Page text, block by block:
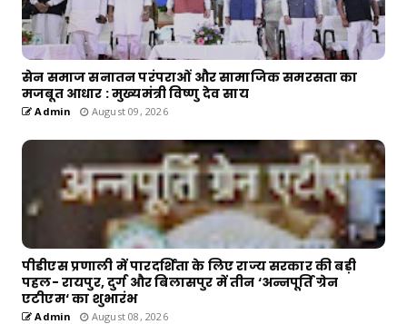
सेन समाज सनातन परंपराओं और सामाजिक समरसता का
मजबूत आधार : मुख्यमंत्री विष्णु देव साय
Admin August 09, 2026
पीडीएस प्रणाली में पारदर्शिता के लिए राज्य सरकार की बड़ी
पहल- रायपुर, दुर्ग और बिलासपुर में तीन ‘अन्नपूर्ति ग्रेन
एटीएम‘ का शुभारंभ
Admin August 08, 2026